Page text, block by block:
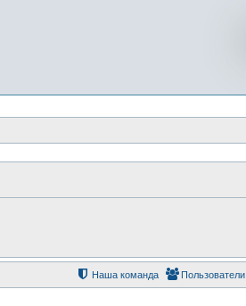
Пользователи
Наша команда